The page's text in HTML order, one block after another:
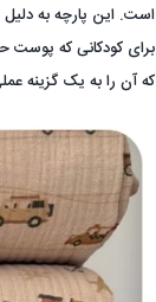
است. این پارچه به
برای کودکانی که
که آن را به یک گزینه